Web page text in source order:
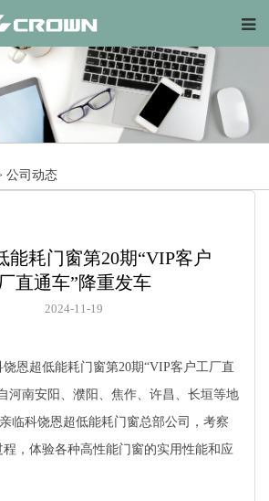
公司动态
能耗门窗第20期“VIP客户
直通车”降重发车
2024-11-19
饶恩超低能耗门窗第20期“VIP客户工厂直
河南安阳、濮阳、焦作、许昌、长垣等地
临科饶恩超低能耗门窗总部公司，考察
，体验各种高性能门窗的实用性能和应